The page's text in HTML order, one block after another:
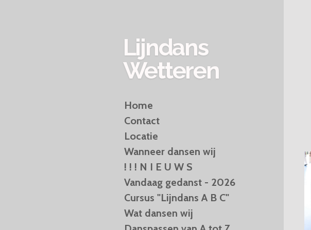
Lijndans
Wetteren
Home
Contact
Locatie
Wanneer dansen wij
! ! ! N I E U W S
Vandaag gedanst - 2026
Cursus "Lijndans A B C"
Wat dansen wij